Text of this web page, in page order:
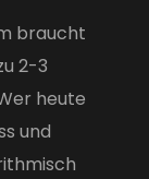
braucht
2-3
heute
und